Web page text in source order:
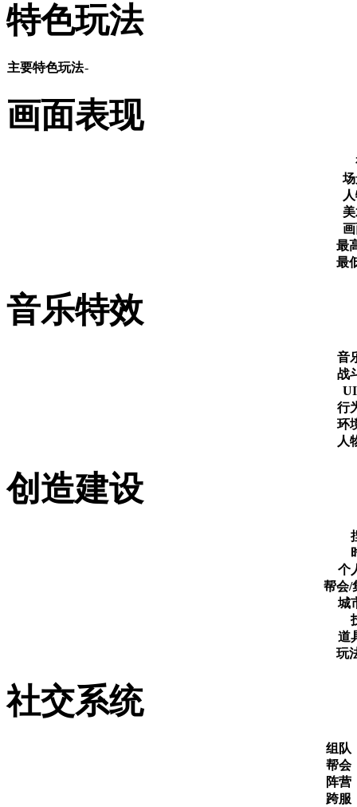
特色玩法
主要特色玩法-
画面表现
最
最
音乐特效
音
战
行
环
人
创造建设
个
帮会/
城
道
玩
社交系统
组队
帮会
阵营
跨服